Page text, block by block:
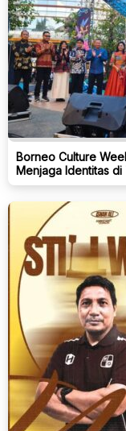
Borneo Culture
Menjaga Identitas